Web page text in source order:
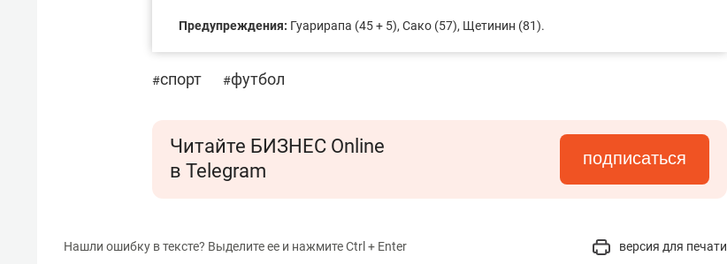
Предупреждения: Гуарирапа (45 + 5), Сако (57), Щетинин (81).
#спорт #футбол
Читайте БИЗНЕС Online
в Telegram
подписаться
Нашли ошибку в тексте? Выделите ее и нажмите Ctrl + Enter версия для печати